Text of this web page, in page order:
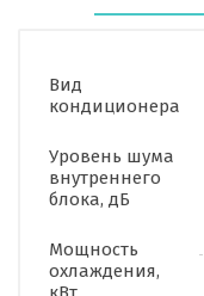
Вид
кондиционера
Уровень шума
внутреннего
блока, дБ
Мощность
охлаждения,